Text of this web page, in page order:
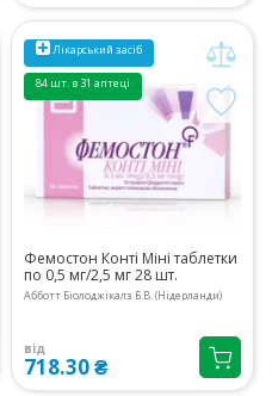
Лікарський засіб
84 шт. в 31 аптеці
Фемостон Конті Міні таблетки
по 0,5 мг/2,5 мг 28 шт.
Абботт Біолоджікалз Б.В. (Нідерланди)
від
718.30 ₴